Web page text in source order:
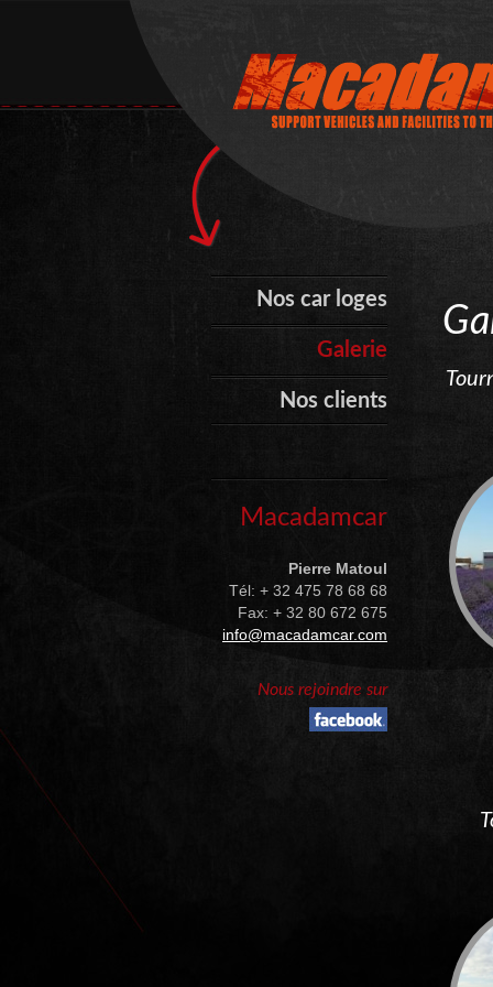
Nos car loges
Galerie
Nos clients
Macadamcar
Pierre Matoul
Tél: + 32 475 78 68 68
Fax: + 32 80 672 675
info@macadamcar.com
Nous rejoindre sur